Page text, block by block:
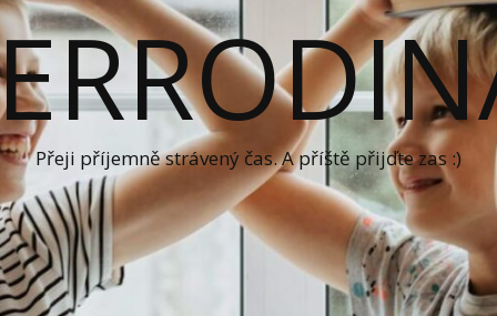
Přeji příjemně strávený čas. A příště přijďte zas :)